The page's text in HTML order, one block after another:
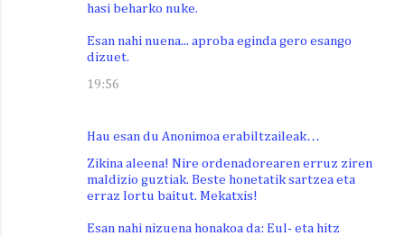
hasi beharko nuke.
Esan nahi nuena... aproba eginda gero esango
dizuet.
19:56
Hau esan du Anonimoa erabiltzaileak…
Zikina aleena! Nire ordenadorearen erruz ziren
maldizio guztiak. Beste honetatik sartzea eta
erraz lortu baitut. Mekatxis!
Esan nahi nizuena honakoa da: Eul- eta hitz